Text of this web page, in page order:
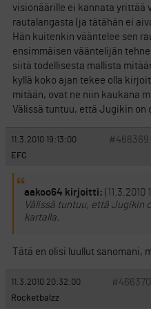
visionäärille ei kannata yrittää
rautalangasta (ja tätähän ei
Hän kuitenkin vääntelee sen
ensimmäisen vääntelijän
siitä todellisesta mallista
kyllä koko ajan tekee olla
mitään, ovat ne niin kaukana
Välissä tuntuu, että Jugikin on
11.3.2010 19:13:00 #466369
EFC
aakoo64 kirjoitti: (11.3.2010
Välissä tuntuu, että Jugikin
kartalla.
Tätä en olisi luullut sanomani,
11.3.2010 20:32:00 #466370
Rocketbalzz